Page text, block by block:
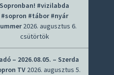
Sopronban! #vizilabda
#sopron #tábor #nyár
2026. augusztus 6.
csütörtök
– 2026.08.05. – Szerda
TV 2026. augusztus 5.